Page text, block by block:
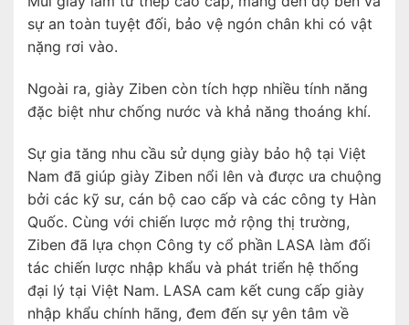
sự an toàn tuyệt đối, bảo vệ ngón chân khi có vật
nặng rơi vào.
Ngoài ra, giày Ziben còn tích hợp nhiều tính năng
đặc biệt như chống nước và khả năng thoáng khí.
Sự gia tăng nhu cầu sử dụng giày bảo hộ tại Việt
Nam đã giúp giày Ziben nổi lên và được ưa chuộng
bởi các kỹ sư, cán bộ cao cấp và các công ty Hàn
Quốc. Cùng với chiến lược mở rộng thị trường,
Ziben đã lựa chọn Công ty cổ phần LASA làm đối
tác chiến lược nhập khẩu và phát triển hệ thống
đại lý tại Việt Nam. LASA cam kết cung cấp giày
nhập khẩu chính hãng, đem đến sự yên tâm về